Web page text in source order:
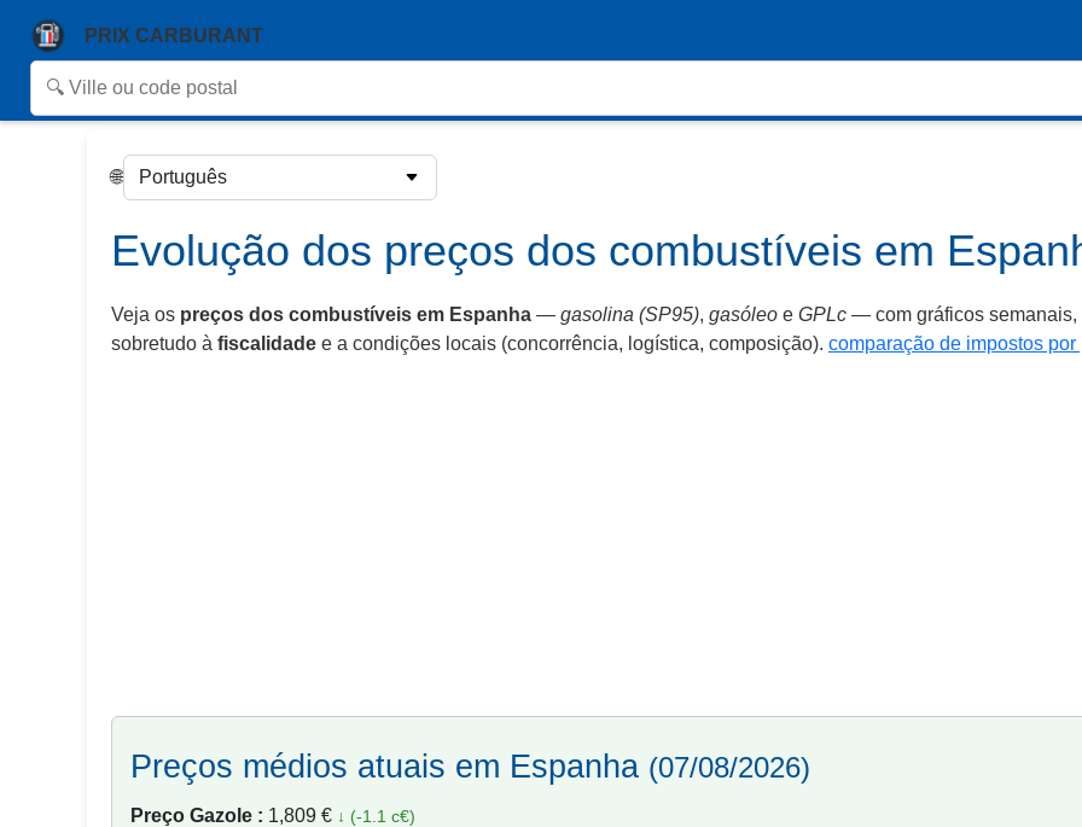
PRIX CARBURANT
🌐
Evolução dos preços dos combustíveis em
Veja os preços dos combustíveis em Espanha — gasolina (SP95), gasóleo e GPLc — com gráficos semanais,
sobretudo à fiscalidade e a condições locais (concorrência, logística, composição). comparação de impostos por
Preços médios atuais em Espanha (07/08/2026)
Preço Gazole : 1,809 € ↓ (-1.1 c€)